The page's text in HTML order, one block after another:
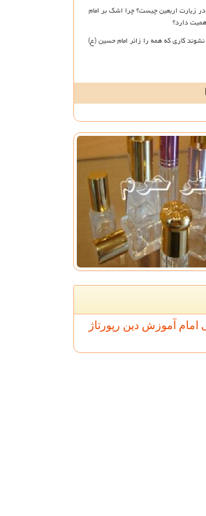
در زیارت اربعین چیست؟ چرا اشک بر امام
دارد؟
نشوند کاری که همه را زائر امام حسین (ع)
امام آموزش دین رپورتاژ